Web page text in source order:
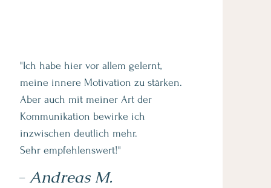
"Ich habe hier vor allem gelernt,
meine innere Motivation zu stärken.
Aber auch mit meiner Art der
Kommunikation bewirke ich
inzwischen deutlich mehr.
Sehr empfehlenswert!"
- Andreas M.